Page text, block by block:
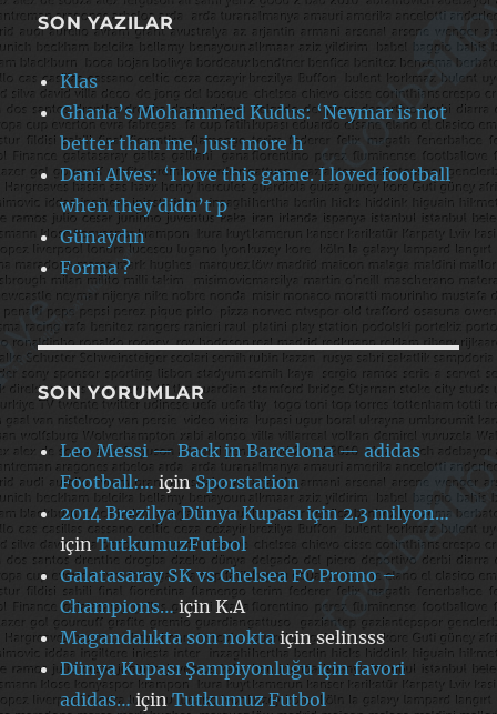
SON YAZILAR
Klas
Ghana’s Mohammed Kudus: ‘Neymar is not
better than me, just more h
Dani Alves: ‘I love this game. I loved football
when they didn’t p
Günaydın
Forma ?
SON YORUMLAR
Leo Messi — Back in Barcelona — adidas
Football:…içinSporstation
2014 Brezilya Dünya Kupası için 2.3 milyon…
içinTutkumuzFutbol
Galatasaray SK vs Chelsea FC Promo –
Champions…içinK.A
Magandalıkta son nokta içinselinsss
Dünya Kupası Şampiyonluğu için favori
adidas…içinTutkumuz Futbol